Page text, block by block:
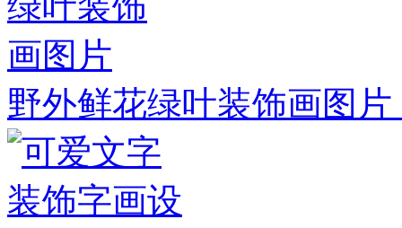
野外鲜花绿叶装饰画图片